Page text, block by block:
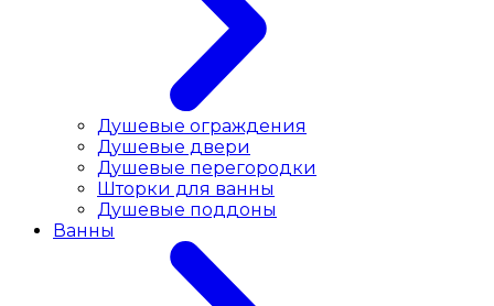
Душевые ограждения
Душевые двери
Душевые перегородки
Шторки для ванны
Душевые поддоны
Ванны